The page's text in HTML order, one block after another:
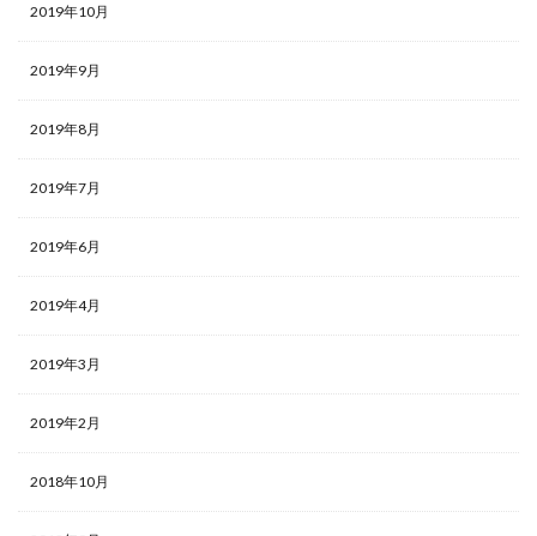
2019年10月
2019年9月
2019年8月
2019年7月
2019年6月
2019年4月
2019年3月
2019年2月
2018年10月